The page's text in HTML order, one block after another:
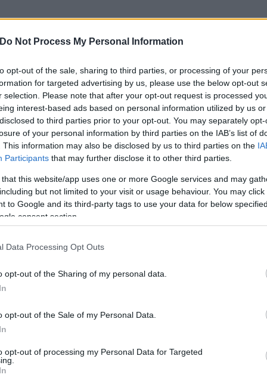
Do Not Process My Personal Information
opt-out of the sale, sharing to third parties, or processing of your
for targeted advertising by us, please use the below opt-out
selection. Please note that after your opt-out request is processed
interest-based ads based on personal information utilized by us
to third parties prior to your opt-out. You may separately
of your personal information by third parties on the IAB’s list of
This information may also be disclosed by us to third parties on the
Participants that may further disclose it to other third parties.
that this website/app uses one or more Google services and may
but not limited to your visit or usage behaviour. You may
to Google and its third-party tags to use your data for below
consent section.
Data Processing Opt Outs
opt-out of the Sharing of my personal data.
opt-out of the Sale of my Personal Data.
opt-out of processing my Personal Data for Targeted
χρειαστούν αποδείξεις και καμία αμφιβολία.
όμως τα πράγματα, δεν ξέρω εάν τα στοιχεία